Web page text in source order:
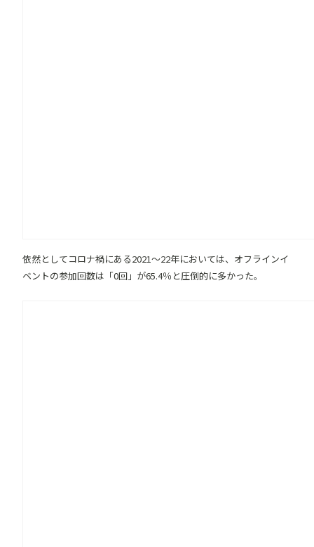
依然としてコロナ禍にある2021〜22年においては、オフラインイ
ベントの参加回数は「0回」が65.4％と圧倒的に多かった。